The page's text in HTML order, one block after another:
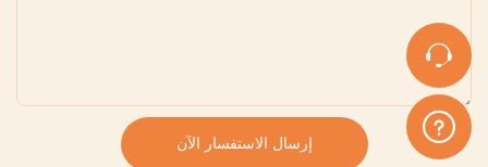
إرسال الاستفسار الآن